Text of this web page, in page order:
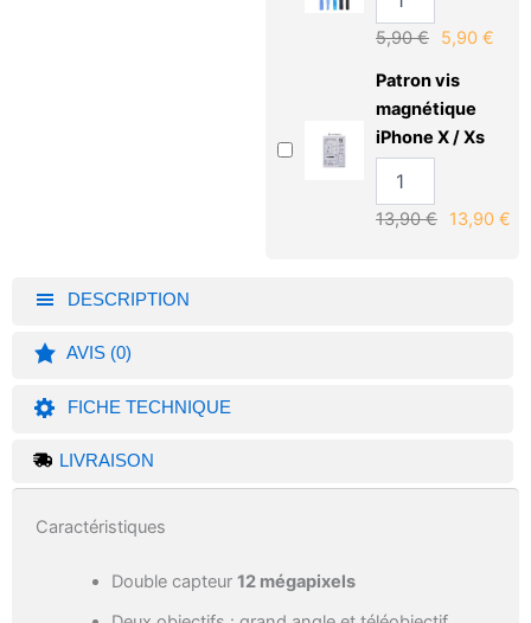
5,90€ 5,90 €
Patron vis
magnétique
iPhone X / Xs
13,90€ 13,90 €
DESCRIPTION
AVIS (0)
FICHE TECHNIQUE
LIVRAISON
Caractéristiques
Double capteur 12 mégapixels